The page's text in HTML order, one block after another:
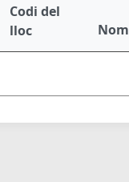
Codi del
lloc
Nom